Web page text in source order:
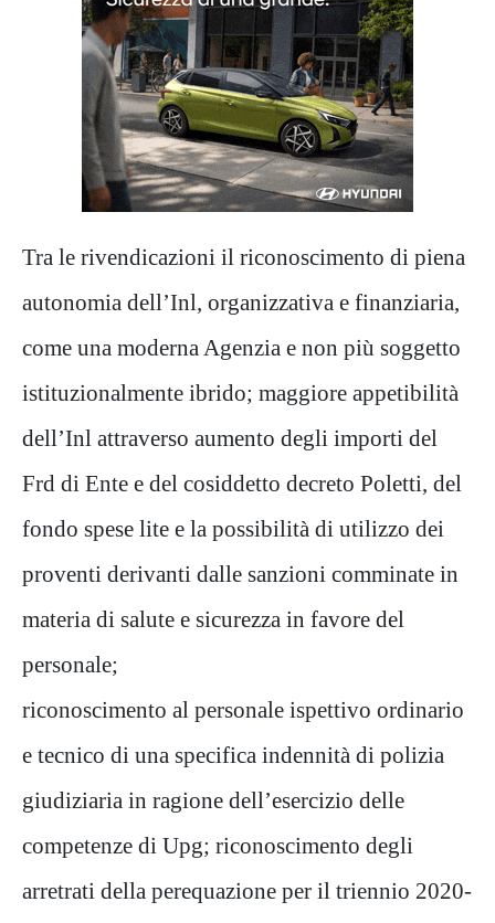
Tra le rivendicazioni il riconoscimento di piena
autonomia dell’Inl, organizzativa e finanziaria,
come una moderna Agenzia e non più soggetto
istituzionalmente ibrido; maggiore appetibilità
dell’Inl attraverso aumento degli importi del
Frd di Ente e del cosiddetto decreto Poletti, del
fondo spese lite e la possibilità di utilizzo dei
proventi derivanti dalle sanzioni comminate in
materia di salute e sicurezza in favore del
personale;
riconoscimento al personale ispettivo ordinario
e tecnico di una specifica indennità di polizia
giudiziaria in ragione dell’esercizio delle
competenze di Upg; riconoscimento degli
arretrati della perequazione per il triennio 2020-